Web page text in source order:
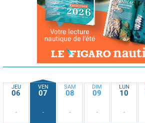
JEU
06
-
VEN
07
-
SAM
08
-
DIM
09
-
LUN
10
-